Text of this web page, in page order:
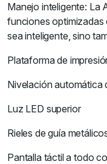
Manejo inteligente: La
funciones optimizadas
sea inteligente, sino
Plataforma de
Nivelación automática
Luz LED superior
Rieles de guía
Pantalla táctil a todo